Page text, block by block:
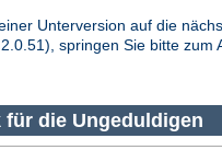
Unterversion auf die
springen Sie bitte zum
für die Ungeduldigen